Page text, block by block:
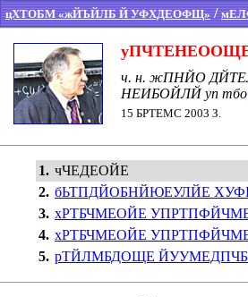
цХТОБМ «жЙЪЙЛБ Й УФХДЕОФЩ»/
ч. н. жПНЙО
НЕИБОЙЛЙ уп тбо
15 БРТЕМС 2003 З.
1. чЧЕДЕОЙЕ
2. бЬТПДЙОБНЙЮЕУЛЙЕ
3. хРТБЧМЕОЙЕ
4. хРТБЧМЕОЙЕ
5. рТЙЛМБДОЩЕ